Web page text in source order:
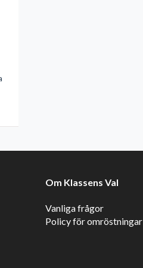
Om Klassens Val
Vanliga frågor
Policy för omröstningar